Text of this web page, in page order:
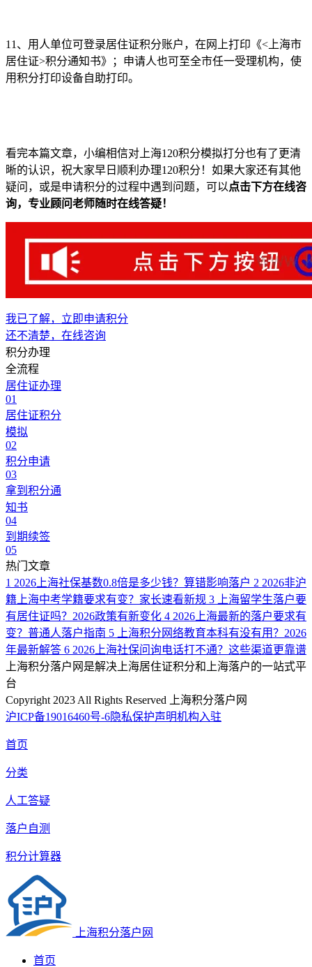
11、用人单位可登录居住证积分账户，在网上打印《<上海市
居住证>积分通知书》；申请人也可至全市任一受理机构，使
用积分打印设备自助打印。
看完本篇文章，小编相信对上海120积分模拟打分也有了更清
晰的认识，祝大家早日顺利办理120积分！如果大家还有其他
疑问，或是申请积分的过程中遇到问题，可以点击下方在线咨
询，专业顾问老师随时在线答疑！
我已了解，立即申请积分
还不清楚，在线咨询
积分办理
全流程
居住证办理
01
居住证积分
模拟
02
积分申请
03
拿到积分通
知书
04
到期续签
05
热门文章
1 2026上海社保基数0.8倍是多少钱？算错影响落户 2 2026非沪
籍上海中考学籍要求有变？家长速看新规 3
上海留学生落户要
有居住证吗？2026政策有新变化 4 2026上海最新的落户要求有
变？普通人落户指南 5
上海积分网络教育本科有没有用？2026
年最新解答 6 2026上海社保问询电话打不通？这些渠道更靠谱
上海积分落户网是解决上海居住证积分和上海落户的一站式平
台
Copyright 2023 All Rights Reserved 上海积分落户网
沪ICP备19016460号-6隐私保护声明机构入驻
首页
分类
人工答疑
落户自测
积分计算器
上海积分落户网
首页